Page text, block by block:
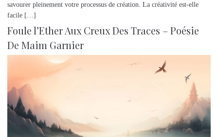
savourer pleinement votre processus de création. La créativité est-elle
facile […]
Foule l’Ether Aux Creux Des Traces – Poésie
De Maim Garnier